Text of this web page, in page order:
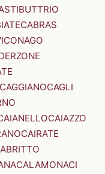
BUTTRIO
CABRAS
CAGGIANOCAGLI
CAIAZZO
CAIRATE
CALAMONACI